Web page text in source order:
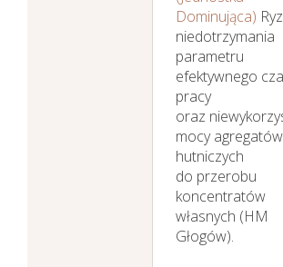
Sprawozdania
Dominująca)
niedotrzymania
parametru
efektywnego
pracy
oraz
mocy agregatów
hutniczych
do przerobu
koncentratów
własnych (HM
Głogów).